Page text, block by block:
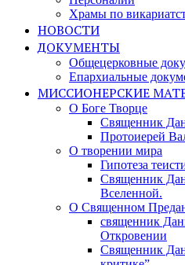
Храмы по
НОВОСТИ
ДОКУМЕНТЫ
Общецерковные
Епархиальные
МИССИОНЕРСКИЕ
О Боге Творце
Священник
Протоиерей
О творении мира
Гипотеза
Священник
Вселенной.
О Священном
священник
Откровении
Священник